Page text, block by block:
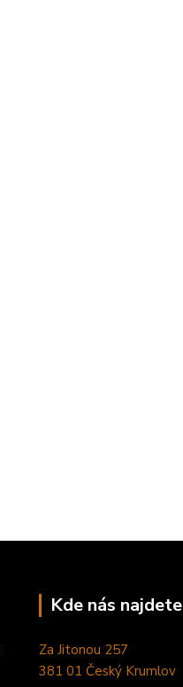
Kde nás najdete
Za Jitonou 257
381 01 Český Krumlov